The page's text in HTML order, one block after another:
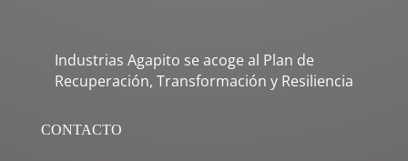
Industrias Agapito se acoge al Plan de
Recuperación, Transformación y Resiliencia
CONTACTO